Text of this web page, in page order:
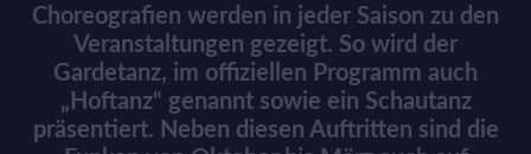
Choreografien werden in jeder Saison zu den
Veranstaltungen gezeigt. So wird der
Gardetanz, im offiziellen Programm auch
„Hoftanz“ genannt sowie ein Schautanz
präsentiert. Neben diesen Auftritten sind die